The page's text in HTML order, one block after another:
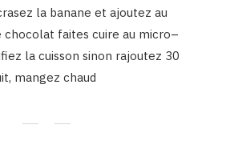
la banane et ajoutez au
faites cuire au micro–
la cuisson sinon rajoutez 30
mangez chaud